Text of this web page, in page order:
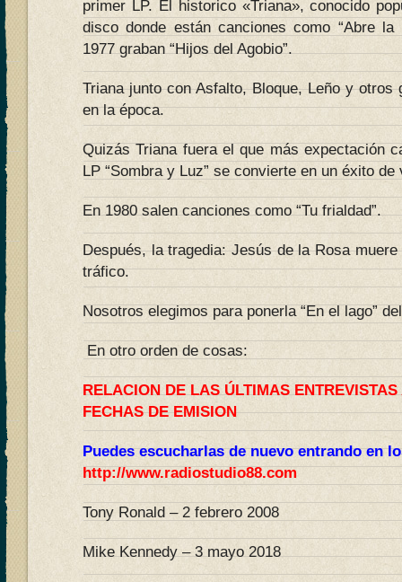
primer LP. El historico «Triana», conocido
disco donde están canciones como “Abre la
1977 graban “Hijos del Agobio”.
Triana junto con Asfalto, Bloque, Leño y otros
en la época.
Quizás Triana fuera el que más expectación
LP “Sombra y Luz” se convierte en un éxito de
En 1980 salen canciones como “Tu frialdad”.
Después, la tragedia: Jesús de la Rosa
tráfico.
Nosotros elegimos para ponerla “En el lago”
En otro orden de cosas:
RELACION DE LAS ÚLTIMAS
FECHAS DE EMISION
Puedes escucharlas de nuevo entrando en
http://www.radiostudio88.com
Tony Ronald – 2 febrero 2008
Mike Kennedy – 3 mayo 2018